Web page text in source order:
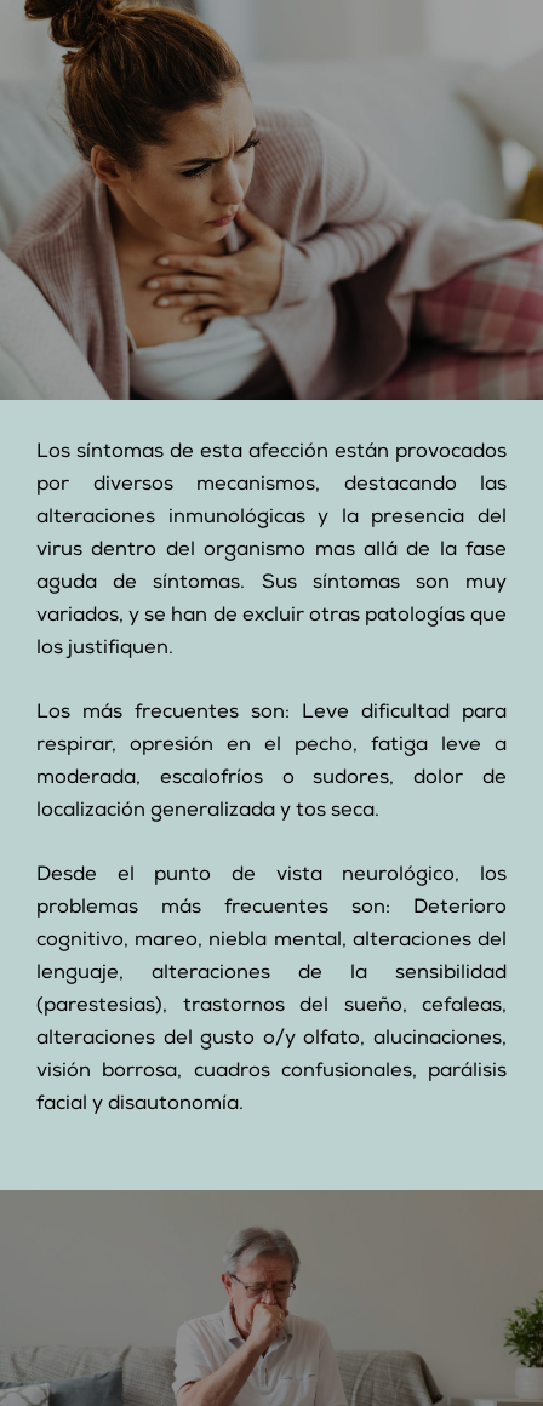
Los síntomas de esta afección están provocados
por diversos mecanismos, destacando las
alteraciones inmunológicas y la presencia del
virus dentro del organismo mas allá de la fase
aguda de síntomas. Sus síntomas son muy
variados, y se han de excluir otras patologías que
los justifiquen.
Los más frecuentes son: Leve dificultad para
respirar, opresión en el pecho, fatiga leve a
moderada, escalofríos o sudores, dolor de
localización generalizada y tos seca.
Desde el punto de vista neurológico, los
problemas más frecuentes son: Deterioro
cognitivo, mareo, niebla mental, alteraciones del
lenguaje, alteraciones de la sensibilidad
(parestesias), trastornos del sueño, cefaleas,
alteraciones del gusto o/y olfato, alucinaciones,
visión borrosa, cuadros confusionales, parálisis
facial y disautonomía.